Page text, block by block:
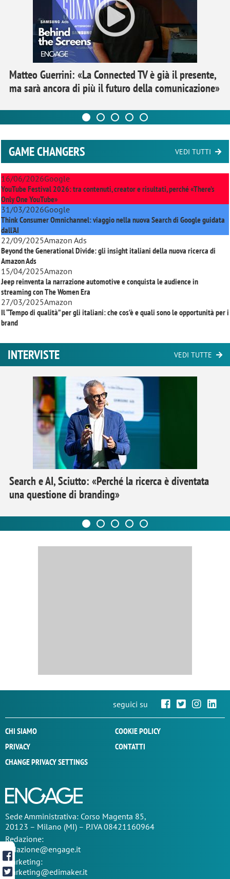
Matteo Guerrini: «La Connected TV è già il presente,
ma sarà ancora di più il futuro della comunicazione»
GAME CHANGERS VEDI TUTTI
16/06/2026Google
YouTube Festival 2026: tra contenuti, creator e risultati, perché «There’s
Only One YouTube»
31/03/2026Google
Think Consumer Omnichannel: viaggio nella nuova Search di Google guidata
dall'AI
22/09/2025Amazon Ads
Beyond the Generational Divide: gli insight italiani della nuova ricerca di
Amazon Ads
15/04/2025Amazon
Jeep reinventa la narrazione automotive e conquista le audience in
streaming conThe Women Era
27/03/2025Amazon
Il “Tempo di qualità” per gli italiani: che cos’è e quali sono le opportunità per i
brand
INTERVISTE VEDI TUTTE
Search e AI, Sciutto: «Perché la ricerca è diventata
una questione di branding»
seguici su
CHI SIAMO
COOKIE POLICY
PRIVACY
CONTATTI
CHANGE PRIVACY SETTINGS
SedeAmministrativa: Corso Magenta 85,
20123 – Milano (MI) – P.IVA 08421160964
Redazione:
redazione@engage.it
Marketing:
marketing@edimaker.it